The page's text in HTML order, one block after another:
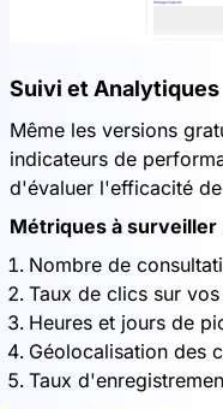
Suivi et Analytiques
Même les versions
indicateurs de
d'évaluer l'efficacité
Métriques à surveiller
Nombre de
Taux de clics sur
Heures et jours de
Géolocalisation des
Taux